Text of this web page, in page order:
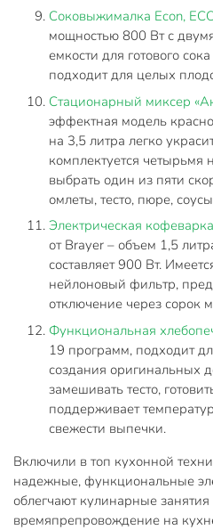
Соковыжималка Econ,
мощностью 800 Вт с
емкости для готового
подходит для целых
Стационарный миксер
эффектная модель
на 3,5 литра легко
комплектуется четырьмя
выбрать один из пяти
омлеты, тесто, пюре,
Электрическая
от Brayer – объем 1,5
составляет 900 Вт.
нейлоновый фильтр,
отключение через сорок
Функциональная
19 программ, подходит
создания оригинальных
замешивать тесто,
поддерживает
свежести выпечки.
Включили в топ кухонной
надежные, функциональные
облегчают кулинарные
времяпрепровождение на